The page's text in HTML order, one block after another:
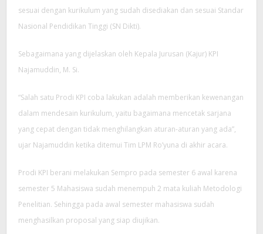
sesuai dengan kurikulum yang sudah disediakan dan sesuai Standar
Nasional Pendidikan Tinggi (SN Dikti).
Sebagaimana yang dijelaskan oleh Kepala Jurusan (Kajur) KPI
Najamuddin, M. Si.
“Salah satu Prodi KPI coba lakukan adalah memberikan kewenangan
dalam mendesain kurikulum, yaitu bagaimana mencetak sarjana
yang cepat dengan tidak menghilangkan aturan-aturan yang ada”,
ujar Najamuddin ketika ditemui Tim LPM Ro’yuna di akhir acara.
Prodi KPI berani melakukan Sempro pada semester 6 awal karena
semester 5 Mahasiswa sudah menempuh 2 mata kuliah Metodologi
Penelitian. Sehingga pada awal semester mahasiswa sudah
menghasilkan proposal yang siap diujikan.